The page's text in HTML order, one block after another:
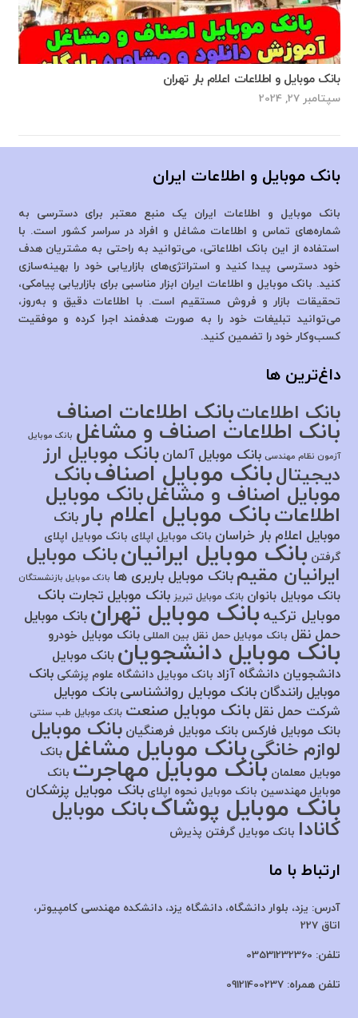
بانک موبایل و اطلاعات اعلام بار تهران
سپتامبر 27, 2024
بانک موبایل و اطلاعات ایران
بانک موبایل و اطلاعات ایران یک منبع معتبر برای دسترسی به
شماره‌های تماس و اطلاعات مشاغل و افراد در سراسر کشور است. با
استفاده از این بانک اطلاعاتی، می‌توانید به راحتی به مشتریان هدف
خود دسترسی پیدا کنید و استراتژی‌های بازاریابی خود را بهینه‌سازی
کنید. بانک موبایل و اطلاعات ایران ابزار مناسبی برای بازاریابی پیامکی،
تحقیقات بازار و فروش مستقیم است. با اطلاعات دقیق و به‌روز،
می‌توانید تبلیغات خود را به صورت هدفمند اجرا کرده و موفقیت
کسب‌وکار خود را تضمین کنید.
داغ‌ترین ها
بانک اطلاعاتبانک اطلاعات اصناف
بانک اطلاعات اصناف و مشاغل بانک موبایل
آزمون نظام مهندسی بانک موبایل آلمان بانک موبایل ارز
دیجیتالبانک موبایل اصنافبانک
موبایل اصناف و مشاغلبانک موبایل
اطلاعاتبانک موبایل اعلام بار بانک
موبایل اعلام بار خراسان بانک موبایل اپلای بانک موبایل اپلای
گرفتن بانک موبایل ایرانیانبانک موبایل
ایرانیان مقیم بانک موبایل باربری ها بانک موبایل بازنشستگان
بانک موبایل بانوان بانک موبایل تبریز بانک موبایل تجارت بانک
موبایل ترکیه بانک موبایل تهران بانک موبایل
حمل نقل بانک موبایل حمل نقل بین المللی بانک موبایل خودرو
بانک موبایل دانشجویان بانک موبایل
دانشجویان دانشگاه آزاد بانک موبایل دانشگاه علوم پزشکی بانک
موبایل رانندگان بانک موبایل روانشناسی بانک موبایل
شرکت حمل نقل بانک موبایل صنعت بانک موبایل طب سنتی
بانک موبایل فارکس بانک موبایل فرهنگیان بانک موبایل
لوازم خانگیبانک موبایل مشاغلبانک
موبایل معلمان بانک موبایل مهاجرت بانک
موبایل مهندسین بانک موبایل نحوه اپلای بانک موبایل پزشکان
بانک موبایل پوشاکبانک موبایل
کانادا بانک موبایل گرفتن پذیرش
ارتباط با ما
آدرس: یزد، بلوار دانشگاه، دانشگاه یزد،دانشکده مهندسی کامپیوتر،
اتاق 227
تلفن: 03531232360
تلفن همراه: 09121400237